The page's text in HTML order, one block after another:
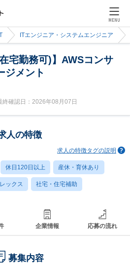
MENU
ITエンジニア・システムエンジニア
宅勤務可)】AWSコンサ
ジメント
確認日：2026年08月07日
人の特徴
求人の特徴タグの説明
休日120日以上 産休・育休あり
ックス 社宅・住宅補助
企業情報 応募の流れ
募集内容